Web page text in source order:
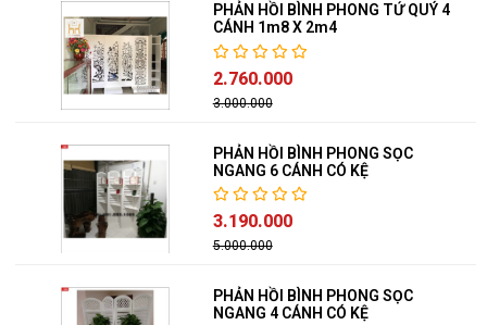
PHẢN HỒI BÌNH PHONG TỨ QUÝ 4
CÁNH 1m8 X 2m4
2.760.000
3.000.000
PHẢN HỒI BÌNH PHONG SỌC
NGANG 6 CÁNH CÓ KỆ
3.190.000
5.000.000
PHẢN HỒI BÌNH PHONG SỌC
NGANG 4 CÁNH CÓ KỆ